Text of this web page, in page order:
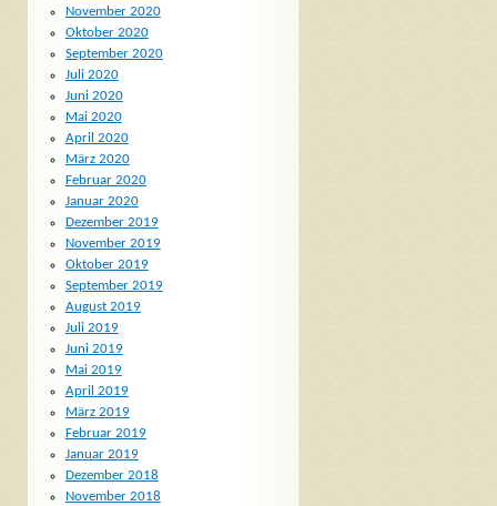
November 2020
Oktober 2020
September 2020
Juli 2020
Juni 2020
Mai 2020
April 2020
März 2020
Februar 2020
Januar 2020
Dezember 2019
November 2019
Oktober 2019
September 2019
August 2019
Juli 2019
Juni 2019
Mai 2019
April 2019
März 2019
Februar 2019
Januar 2019
Dezember 2018
November 2018